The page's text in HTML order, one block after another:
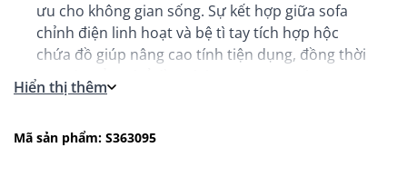
ưu cho không gian sống. Sự kết hợp giữa sofa
chỉnh điện linh hoạt và bệ tì tay tích hợp hộc
chứa đồ giúp nâng cao tính tiện dụng, đồng thời
gàng cho phòng khách hiện đại.
Hiển thị thêm
Mã sản phẩm: S363095